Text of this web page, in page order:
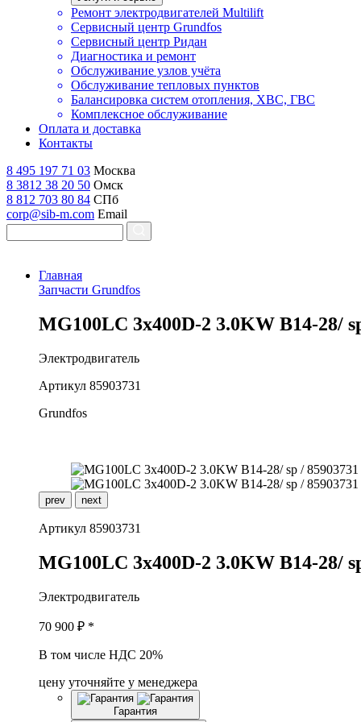
Ремонт электродвигателей Multilift
Сервисный центр Grundfos
Сервисный центр Ридан
Диагностика и ремонт
Обслуживание узлов учёта
Обслуживание тепловых пунктов
Балансировка систем отопления, ХВС, ГВС
Комплексное обслуживание
Оплата и доставка
Контакты
8 495 197 71 03 Москва
8 3812 38 20 50 Омск
8 812 703 80 84 СПб
corp@sib-m.com Email
Главная
Запчасти Grundfos
MG100LC 3x400D-2 3.0KW B14-28/
Электродвигатель
Артикул 85903731
Grundfos
prev next
Артикул 85903731
MG100LC 3x400D-2 3.0KW B14-28/
Электродвигатель
70 900 ₽ *
В том числе НДС 20%
цену уточняйте у менеджера
Гарантия